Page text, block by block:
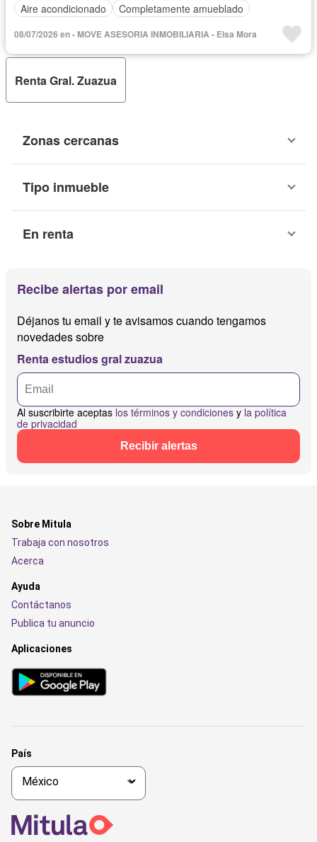
Aire acondicionado
Completamente amueblado
08/07/2026 en - MOVE ASESORIA INMOBILIARIA - Elsa Mora
Renta Gral. Zuazua
Zonas cercanas
Tipo inmueble
En renta
Recibe alertas por email
Déjanos tu email y te avisamos cuando tengamos
novedades sobre
Renta estudios gral zuazua
Al suscribirte aceptas los términos y condiciones y la política
de privacidad
Recibir alertas
Sobre Mitula
Trabaja con nosotros
Acerca
Ayuda
Contáctanos
Publica tu anuncio
Aplicaciones
País